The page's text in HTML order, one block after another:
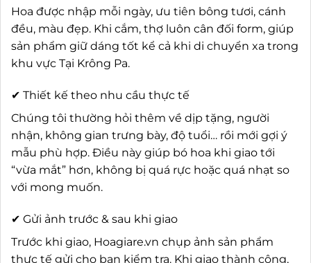
Hoa được nhập mỗi ngày, ưu tiên bông tươi, cánh
đều, màu đẹp. Khi cắm, thợ luôn cân đối form, giúp
sản phẩm giữ dáng tốt kể cả khi di chuyển xa trong
khu vực Tại Krông Pa.
✔ Thiết kế theo nhu cầu thực tế
Chúng tôi thường hỏi thêm về dịp tặng, người
nhận, không gian trưng bày, độ tuổi… rồi mới gợi ý
mẫu phù hợp. Điều này giúp bó hoa khi giao tới
“vừa mắt” hơn, không bị quá rực hoặc quá nhạt so
với mong muốn.
✔ Gửi ảnh trước & sau khi giao
Trước khi giao, Hoagiare.vn chụp ảnh sản phẩm
thực tế gửi cho bạn kiểm tra. Khi giao thành công,